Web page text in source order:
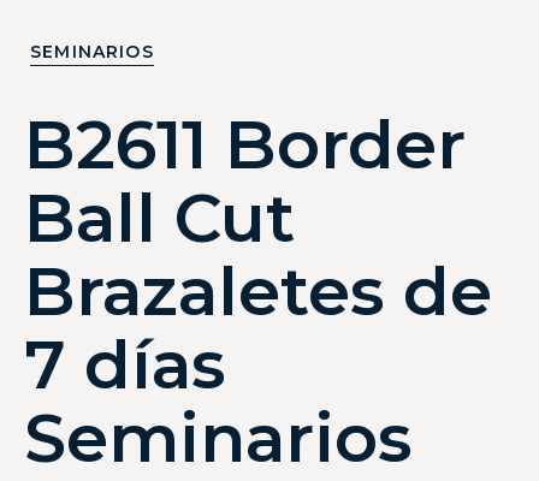
SEMINARIOS
B2611 Border
Ball Cut
Brazaletes de
7 días
Seminarios